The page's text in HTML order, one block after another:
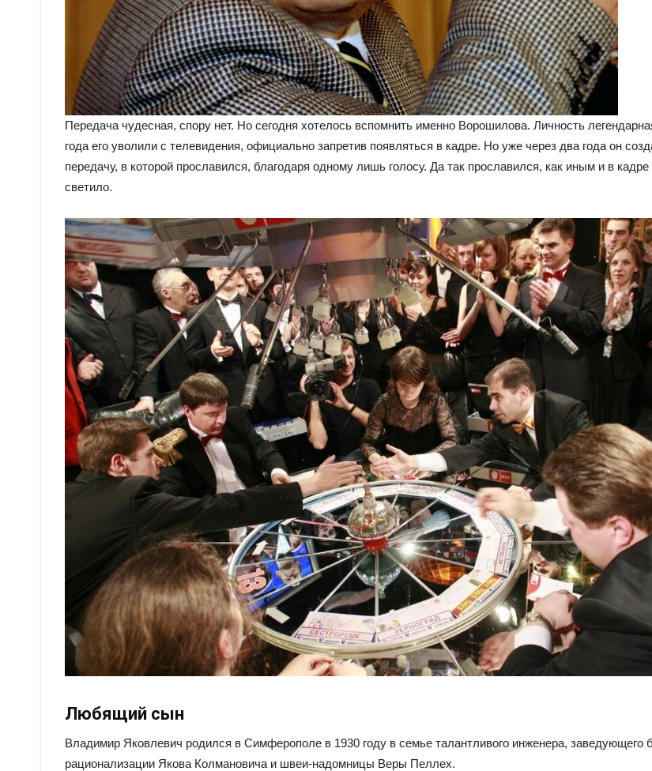
Передача чудесная, спору нет. Но сегодня хотелось вспомнить именно Ворошилова. Личность
года его уволили с телевидения, официально запретив появляться в кадре. Но уже через два года он
передачу, в которой прославился, благодаря одному лишь голосу. Да так прославился, как иным и в кадре
светило.
Любящий сын
Владимир Яковлевич родился в Симферополе в 1930 году в семье талантливого инженера, заведующего
рационализации Якова Колмановича и швеи-надомницы Веры Пеллех.